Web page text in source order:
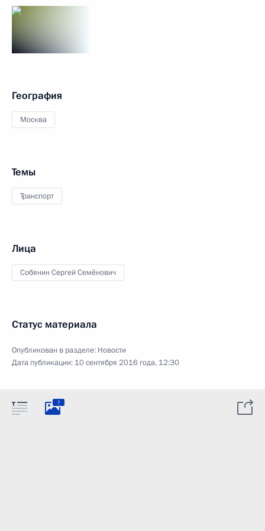
География
Москва
Темы
Транспорт
Лица
Собянин Сергей Семёнович
Статус материала
Опубликован в разделе: Новости
Дата публикации: 10 сентября 2016 года, 12:30
7